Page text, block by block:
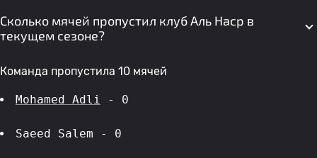
Сколько мячей пропустил клуб Аль Наср в
текущем сезоне?
Команда пропустила 10 мячей
Mohamed Adli - 0
Saeed Salem - 0